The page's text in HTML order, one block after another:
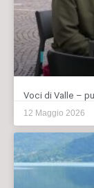
Voci di Valle –
12 Maggio 2026